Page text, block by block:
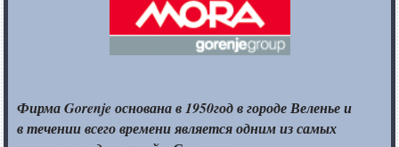
Фирма Gorenje основана в 1950годв городеВеленье и
в течениивсего времени является однимиз самых